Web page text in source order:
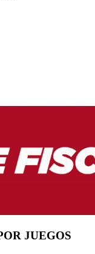
JUEGOS